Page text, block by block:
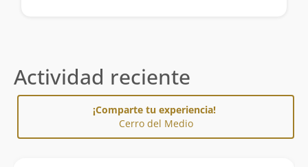
Actividad reciente
¡Comparte tu experiencia!
Cerro del Medio